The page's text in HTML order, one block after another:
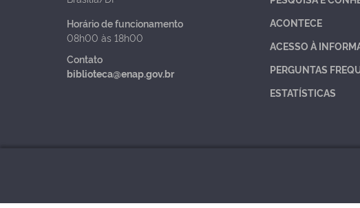
Horário de funcionamento
08h00 às 18h00
Contato
biblioteca@enap.gov.br
ACONTECE
ACESSO À
PERGUNTAS
ESTATÍSTICAS